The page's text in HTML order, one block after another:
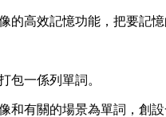
的高效記憶功能，把要記
包一係列單詞。
和有關的場景為單詞，創